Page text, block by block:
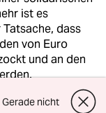
ist es
dass
von Euro
und an den
es anscheinend
Gelegenheiten.
Gerade nicht